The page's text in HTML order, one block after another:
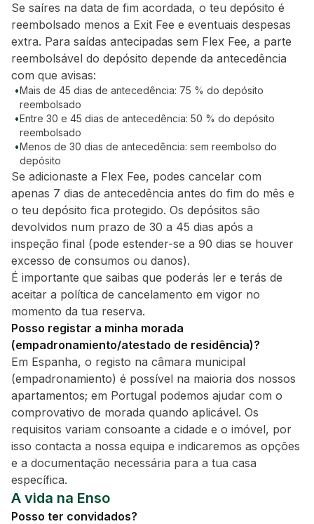
Se saíres na data de fim acordada, o teu depósito é
reembolsado menos a Exit Fee e eventuais despesas
extra. Para saídas antecipadas sem Flex Fee, a parte
reembolsável do depósito depende da antecedência
com que avisas:
•Mais de 45 dias de antecedência: 75 % do depósito
reembolsado
•Entre 30 e 45 dias de antecedência: 50 % do depósito
reembolsado
•Menos de 30 dias de antecedência: sem reembolso do
depósito
Se adicionaste a Flex Fee, podes cancelar com
apenas 7 dias de antecedência antes do fim do mês e
o teu depósito fica protegido. Os depósitos são
devolvidos num prazo de 30 a 45 dias após a
inspeção final (pode estender-se a 90 dias se houver
excesso de consumos ou danos).
É importante que saibas que poderás ler e terás de
aceitar a política de cancelamento em vigor no
momento da tua reserva.
Posso registar a minha morada
(empadronamiento/atestado de residência)?
Em Espanha, o registo na câmara municipal
(empadronamiento) é possível na maioria dos nossos
apartamentos; em Portugal podemos ajudar com o
comprovativo de morada quando aplicável. Os
requisitos variam consoante a cidade e o imóvel, por
isso contacta a nossa equipa e indicaremos as opções
e a documentação necessária para a tua casa
específica.
A vida na Enso
Posso ter convidados?